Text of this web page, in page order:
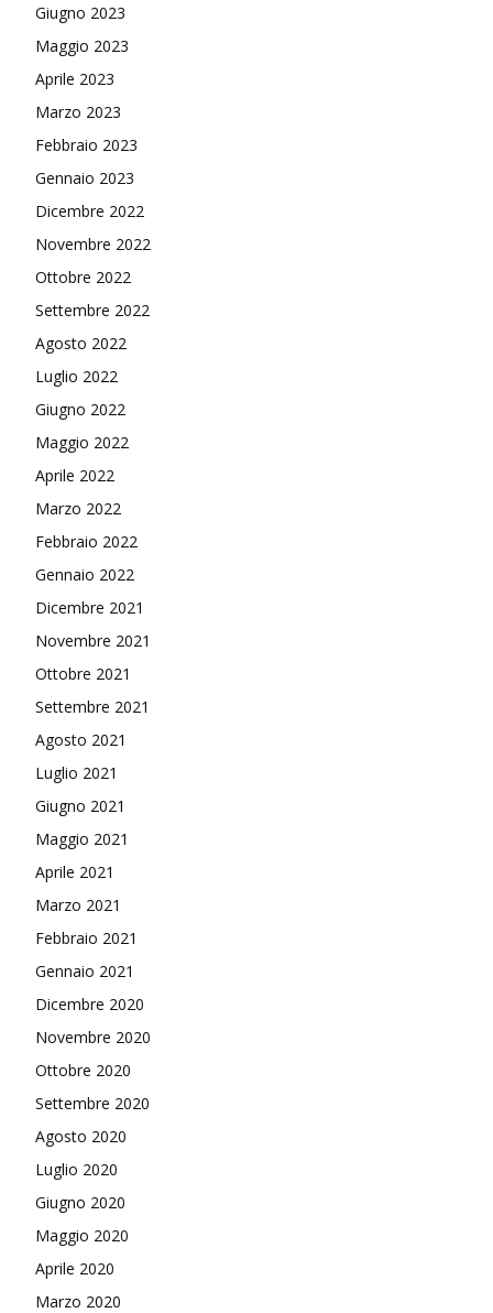
Giugno 2023
Maggio 2023
Aprile 2023
Marzo 2023
Febbraio 2023
Gennaio 2023
Dicembre 2022
Novembre 2022
Ottobre 2022
Settembre 2022
Agosto 2022
Luglio 2022
Giugno 2022
Maggio 2022
Aprile 2022
Marzo 2022
Febbraio 2022
Gennaio 2022
Dicembre 2021
Novembre 2021
Ottobre 2021
Settembre 2021
Agosto 2021
Luglio 2021
Giugno 2021
Maggio 2021
Aprile 2021
Marzo 2021
Febbraio 2021
Gennaio 2021
Dicembre 2020
Novembre 2020
Ottobre 2020
Settembre 2020
Agosto 2020
Luglio 2020
Giugno 2020
Maggio 2020
Aprile 2020
Marzo 2020